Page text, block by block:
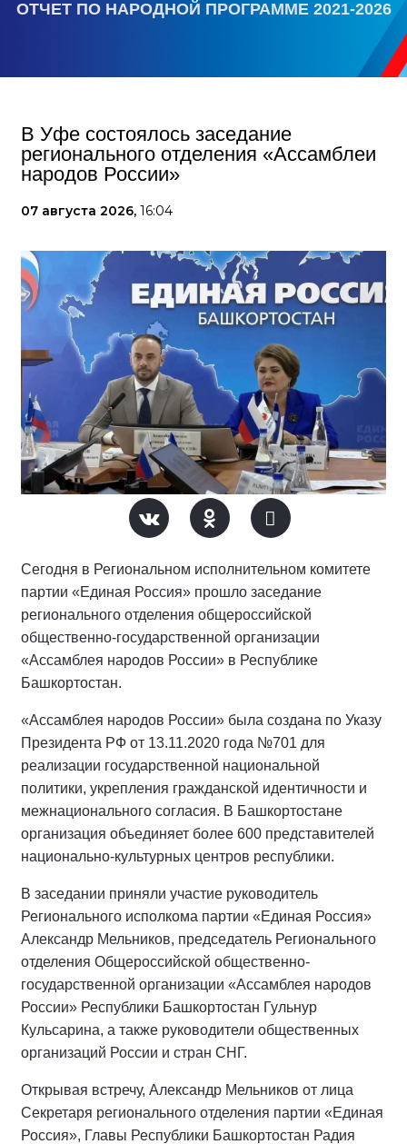
ОТЧЕТ ПО НАРОДНОЙ ПРОГРАММЕ 2021-2026
В Уфе состоялось заседание
регионального отделения «Ассамблеи
народов России»
07 августа 2026, 16:04
Сегодня в Региональном исполнительном комитете
партии «Единая Россия» прошло заседание
регионального отделения общероссийской
общественно-государственной организации
«Ассамблея народов России» в Республике
Башкортостан.
«Ассамблея народов России» была создана по Указу
Президента РФ от 13.11.2020 года №701 для
реализации государственной национальной
политики, укрепления гражданской идентичности и
межнационального согласия. В Башкортостане
организация объединяет более 600 представителей
национально-культурных центров республики.
В заседании приняли участие руководитель
Регионального исполкома партии «Единая Россия»
Александр Мельников, председатель Регионального
отделения Общероссийской общественно-
государственной организации «Ассамблея народов
России» Республики Башкортостан Гульнур
Кульсарина, а также руководители общественных
организаций России и стран СНГ.
Открывая встречу, Александр Мельников от лица
Секретаря регионального отделения партии «Единая
Россия», Главы Республики Башкортостан Радия